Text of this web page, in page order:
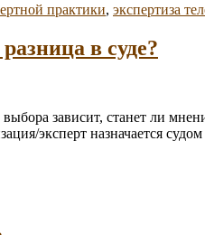
практики, экспертиза
в суде?
зависит, станет ли
эксперт назначается